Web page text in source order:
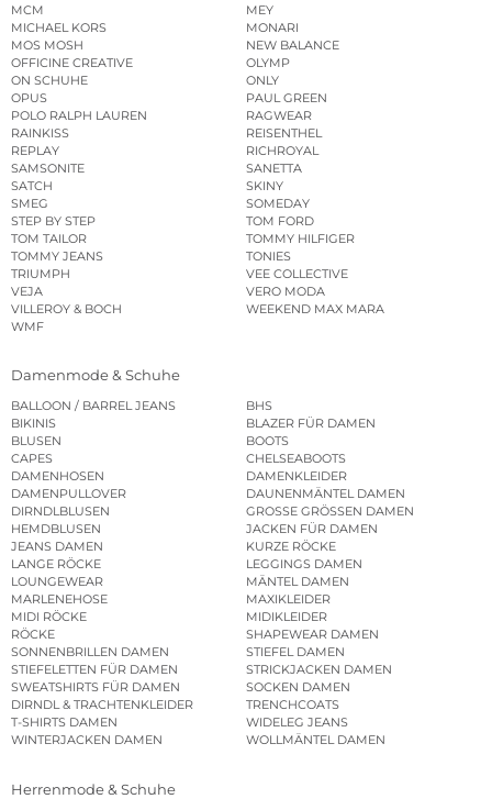
MCM
MEY
MICHAEL KORS
MONARI
MOS MOSH
NEW BALANCE
OFFICINE CREATIVE
OLYMP
ON SCHUHE
ONLY
OPUS
PAUL GREEN
POLO RALPH LAUREN
RAGWEAR
RAINKISS
REISENTHEL
REPLAY
RICHROYAL
SAMSONITE
SANETTA
SATCH
SKINY
SMEG
SOMEDAY
STEP BY STEP
TOM FORD
TOM TAILOR
TOMMY HILFIGER
TOMMY JEANS
TONIES
TRIUMPH
VEE COLLECTIVE
VEJA
VERO MODA
VILLEROY & BOCH
WEEKEND MAX MARA
WMF
Damenmode & Schuhe
BALLOON / BARREL JEANS
BHS
BIKINIS
BLAZER FÜR DAMEN
BLUSEN
BOOTS
CAPES
CHELSEABOOTS
DAMENHOSEN
DAMENKLEIDER
DAMENPULLOVER
DAUNENMÄNTEL DAMEN
DIRNDLBLUSEN
GROSSE GRÖSSEN DAMEN
HEMDBLUSEN
JACKEN FÜR DAMEN
JEANS DAMEN
KURZE RÖCKE
LANGE RÖCKE
LEGGINGS DAMEN
LOUNGEWEAR
MÄNTEL DAMEN
MARLENEHOSE
MAXIKLEIDER
MIDI RÖCKE
MIDIKLEIDER
RÖCKE
SHAPEWEAR DAMEN
SONNENBRILLEN DAMEN
STIEFEL DAMEN
STIEFELETTEN FÜR DAMEN
STRICKJACKEN DAMEN
SWEATSHIRTS FÜR DAMEN
SOCKEN DAMEN
DIRNDL & TRACHTENKLEIDER
TRENCHCOATS
T-SHIRTS DAMEN
WIDELEG JEANS
WINTERJACKEN DAMEN
WOLLMÄNTEL DAMEN
Herrenmode & Schuhe